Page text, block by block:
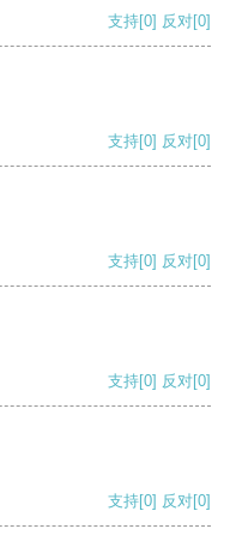
支持[0] 反对[0]
支持[0] 反对[0]
支持[0] 反对[0]
支持[0] 反对[0]
支持[0] 反对[0]